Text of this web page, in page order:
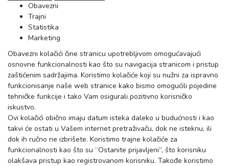
Obavezni
Trajni
Statistika
Marketing
Obavezni kolačići čine stranicu upotrebljivom omogućavajući
osnovne funkcionalnosti kao što su navigacija stranicom i pristup
zaštićenim sadržajima. Koristimo kolačiće koji su nužni za ispravno
funkcionisanje naše web stranice kako bismo omogućili pojedine
tehničke funkcije i tako Vam osigurali pozitivno korisničko
iskustvo.
Ovi kolačići obično imaju datum isteka daleko u budućnosti i kao
takvi će ostati u Vašem internet pretraživaču, dok ne isteknu, ili
dok ih ručno ne izbrišete. Koristimo trajne kolačiće za
funkcionalnosti kao što su “Ostanite prijavljeni”, što korisniku
olakšava pristup kao registrovanom korisniku. Takođe koristimo